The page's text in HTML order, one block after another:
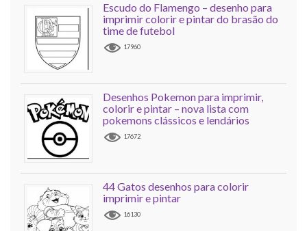
Escudo do Flamengo – desenho para
imprimir colorir e pintar do brasão do
time de futebol
17960
Desenhos Pokemon para imprimir,
colorir e pintar – nova lista com
pokemons clássicos e lendários
17672
44 Gatos desenhos para colorir
imprimir e pintar
16130